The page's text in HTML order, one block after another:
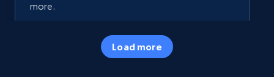
more.
5.7K+ Jetzt anfangen
Load more